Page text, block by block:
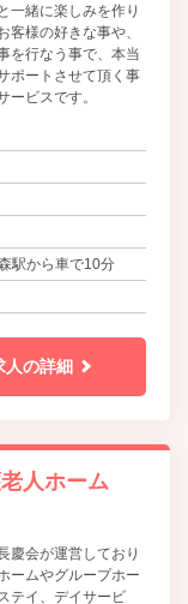
一緒に楽しみを作り
客様の好きな事や、
を行なう事で、本当
ポートさせて頂く事
ービスです。
駅から車で10分
人の詳細
人ホーム
慶会が運営しており
ームやグループホー
テイ、デイサービ